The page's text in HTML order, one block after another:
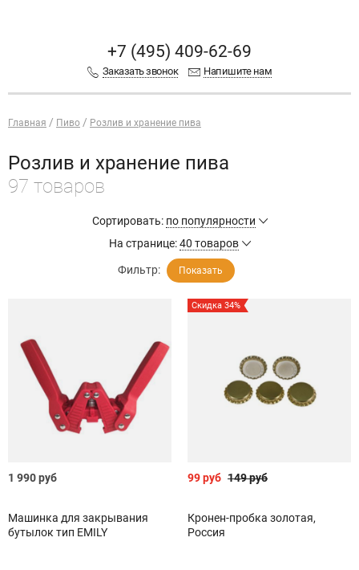
+7 (495) 409-62-69
Заказать звонок Напишите нам
Главная Пиво Розлив и хранение пива
Розлив и хранение пива
97 товаров
Сортировать: по популярности
На странице:40 товаров
Фильтр: Показать
1 990 руб
Машинка для закрывания
бутылок тип EMILY
Скидка 34%
99 руб 149 руб
Кронен-пробка золотая,
Россия